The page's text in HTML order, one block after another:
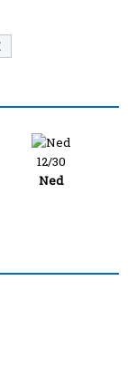
12/30
Ned